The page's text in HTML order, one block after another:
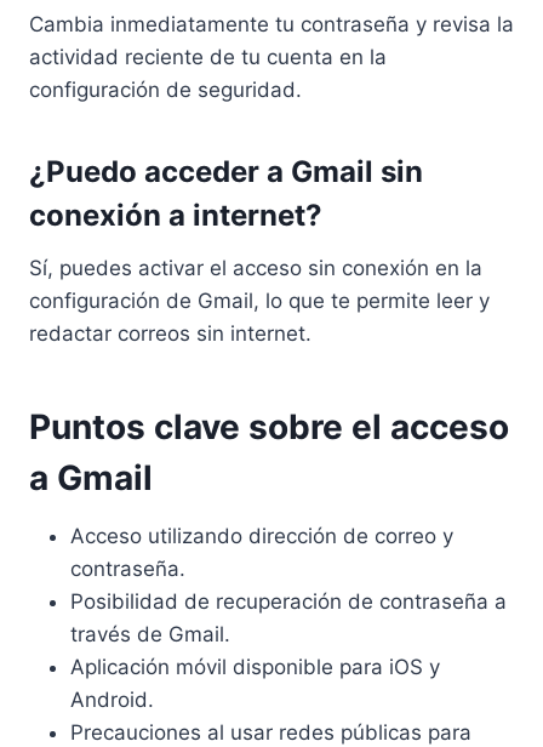
Cambia inmediatamente tu contraseña y revisa la
actividad reciente de tu cuenta en la
configuración de seguridad.
¿Puedo acceder a Gmail sin
conexión a internet?
Sí, puedes activar el acceso sin conexión en la
configuración de Gmail, lo que te permite leer y
redactar correos sin internet.
Puntos clave sobre el acceso
a Gmail
Acceso utilizando dirección de correo y
contraseña.
Posibilidad de recuperación de contraseña a
través de Gmail.
Aplicación móvil disponible para iOS y
Android.
Precauciones al usar redes públicas para